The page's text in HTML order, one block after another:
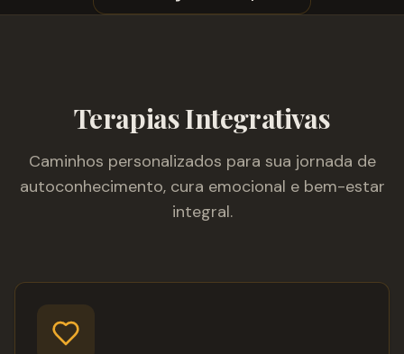
Terapias Integrativas
Caminhos personalizados para sua jornada de
autoconhecimento, cura emocional e bem-estar
integral.